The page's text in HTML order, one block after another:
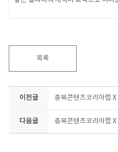
#충북콘텐츠코리아랩 #캐릭터콘 #이
목록
이전글 충북콘텐츠코리아랩
다음글 충북콘텐츠코리아랩